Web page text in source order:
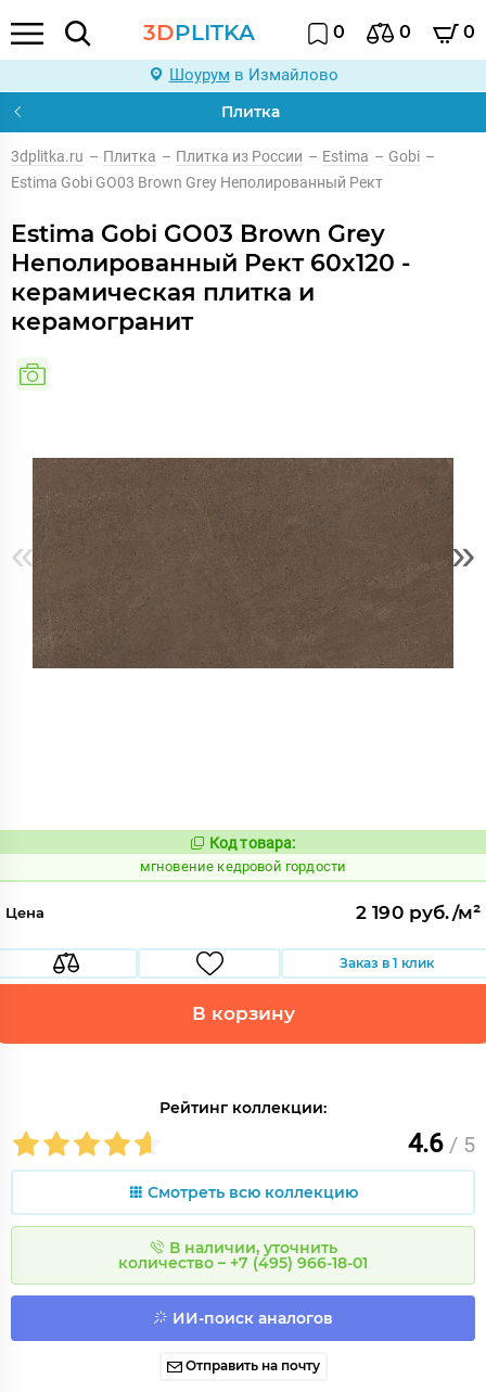
3DPLITKA 0 0 0
Шоурум в Измайлово
Плитка
3dplitka.ru – Плитка – Плитка из России – Estima – Gobi –
Estima Gobi GO03 Brown Grey Неполированный Рект
Estima Gobi GO03 Brown Grey
Неполированный Рект 60x120 -
керамическая плитка и
керамогранит
« »
Код:
942268
Код товара:
мгновение кедровой гордости
Цена 2 190 руб./м²
Заказ в 1 клик
В корзину
Рейтинг коллекции:
4.6 / 5
Смотреть всю коллекцию
В наличии, уточнить
количество – +7 (495) 966-18-01
ИИ-поиск аналогов
Отправить на почту